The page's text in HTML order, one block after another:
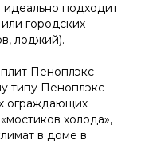
идеально подходит
городских
лоджий).
Пеноплэкс
типу Пеноплэкс
ограждающих
холода»,
в доме в